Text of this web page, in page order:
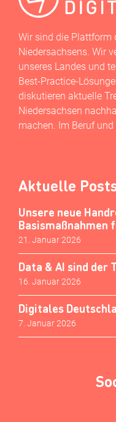
Wir sind die Plattform
Niedersachsens. Wir
unseres Landes und
Best-Practice-
diskutieren aktuelle
Niedersachsen
machen. Im Beruf und
Aktuelle
Unsere neue
Basismaßnahmen
21. Januar 2026
Data & AI sind
16. Januar 2026
Digitales
7. Januar 2026